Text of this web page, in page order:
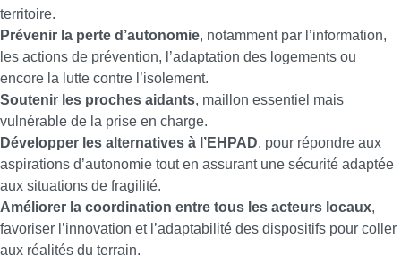
territoire.
Prévenir la perte d’autonomie, notamment par l’information,
les actions de prévention, l’adaptation des logements ou
encore la lutte contre l’isolement.
Soutenir les proches aidants, maillon essentiel mais
vulnérable de la prise en charge.
Développer les alternatives à l’EHPAD, pour répondre aux
aspirations d’autonomie tout en assurant une sécurité adaptée
aux situations de fragilité.
Améliorer la coordination entre tous les acteurs locaux,
favoriser l’innovation et l’adaptabilité des dispositifs pour coller
aux réalités du terrain.